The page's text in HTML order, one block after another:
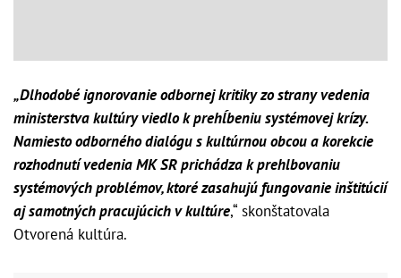
„Dlhodobé ignorovanie odbornej kritiky zo strany vedenia
ministerstva kultúry viedlo k prehĺbeniu systémovej krízy.
Namiesto odborného dialógu s kultúrnou obcou a korekcie
rozhodnutí vedenia MK SR prichádza k prehlbovaniu
systémových problémov, ktoré zasahujú fungovanie inštitúcií
aj samotných pracujúcich v kultúre,“ skonštatovala
Otvorená kultúra.